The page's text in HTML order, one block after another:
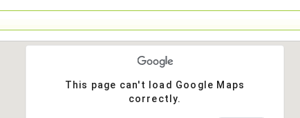
This page can't load Google Maps
correctly.